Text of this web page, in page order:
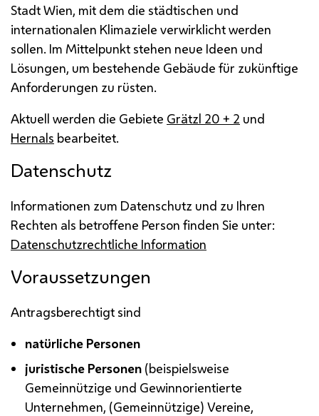
Stadt Wien, mit dem die städtischen und
internationalen Klimaziele verwirklicht werden
sollen. Im Mittelpunkt stehen neue Ideen und
Lösungen, um bestehende Gebäude für zukünftige
Anforderungen zu rüsten.
Aktuell werden die Gebiete Grätzl 20 + 2 und
Hernals bearbeitet.
Datenschutz
Informationen zum Datenschutz und zu Ihren
Rechten als betroffene Person finden Sie unter:
Datenschutzrechtliche Information
Voraussetzungen
Antragsberechtigt sind
natürliche Personen
juristische Personen (beispielsweise
Gemeinnützige und Gewinnorientierte
Unternehmen, (Gemeinnützige) Vereine,